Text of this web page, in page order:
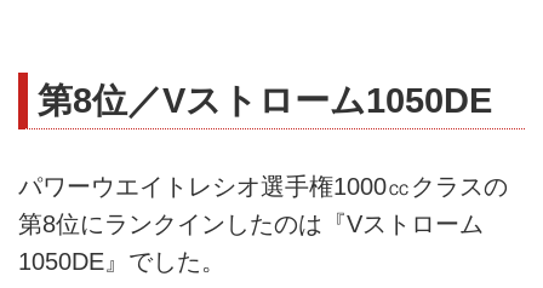
第8位／Vストローム1050DE
パワーウエイトレシオ選手権1000㏄クラスの
第8位にランクインしたのは『Vストローム
1050DE』でした。